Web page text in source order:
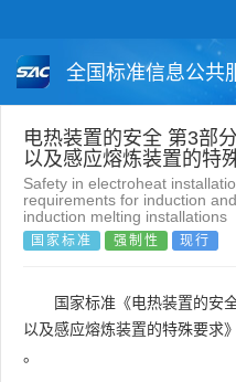
全国标准信息公共
国家标准 行
团体标准 企
国外标准 技
电热装置的安全 第3部
以及感应熔炼装置的特
Safety in electroheat
requirements for induction
induction melting installations
国家标准 强制性 现行
国家标准《电热装置的安
以及感应熔炼装置的特殊要求
。